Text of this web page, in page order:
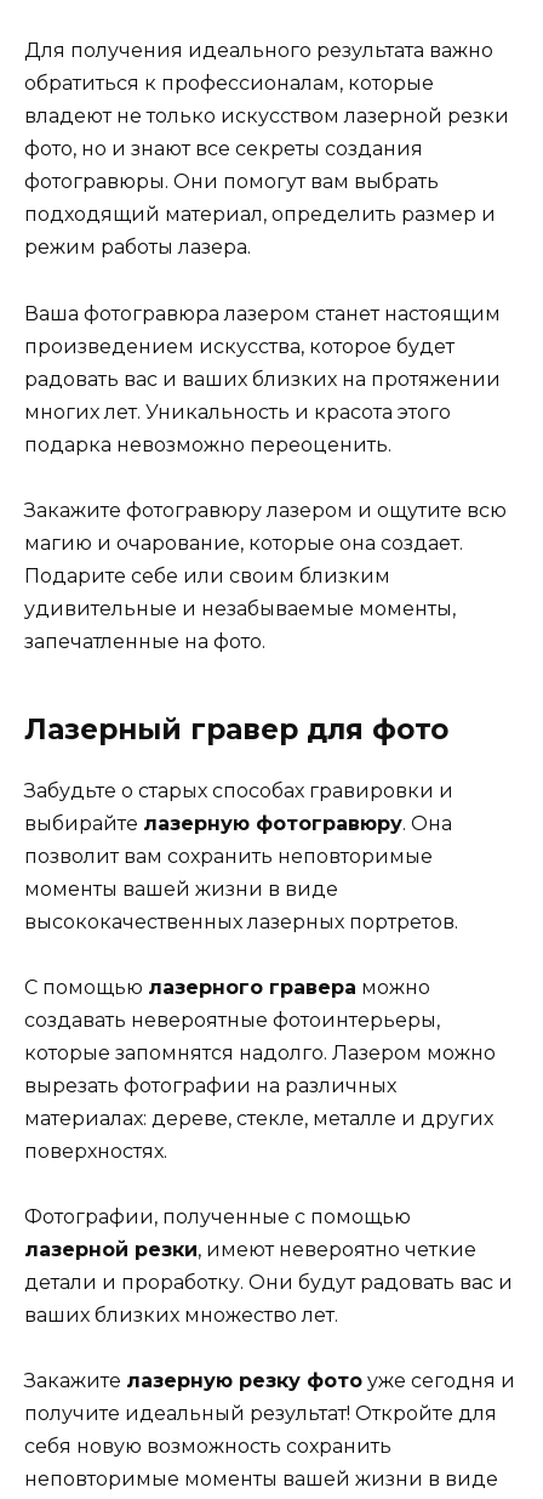
Для получения идеального результата важно
обратиться к профессионалам, которые
владеют не только искусством лазерной резки
фото, но и знают все секреты создания
фотогравюры. Они помогут вам выбрать
подходящий материал, определить размер и
режим работы лазера.
Ваша фотогравюра лазером станет настоящим
произведением искусства, которое будет
радовать вас и ваших близких на протяжении
многих лет. Уникальность и красота этого
подарка невозможно переоценить.
Закажите фотогравюру лазером и ощутите всю
магию и очарование, которые она создает.
Подарите себе или своим близким
удивительные и незабываемые моменты,
запечатленные на фото.
Лазерный гравер для фото
Забудьте о старых способах гравировки и
выбирайте лазерную фотогравюру. Она
позволит вам сохранить неповторимые
моменты вашей жизни в виде
высококачественных лазерных портретов.
С помощью лазерного гравера можно
создавать невероятные фотоинтерьеры,
которые запомнятся надолго. Лазером можно
вырезать фотографии на различных
материалах: дереве, стекле, металле и других
поверхностях.
Фотографии, полученные с помощью
лазерной резки, имеют невероятно четкие
детали и проработку. Они будут радовать вас и
ваших близких множество лет.
Закажите лазерную резку фото уже сегодня и
получите идеальный результат! Откройте для
себя новую возможность сохранить
неповторимые моменты вашей жизни в виде